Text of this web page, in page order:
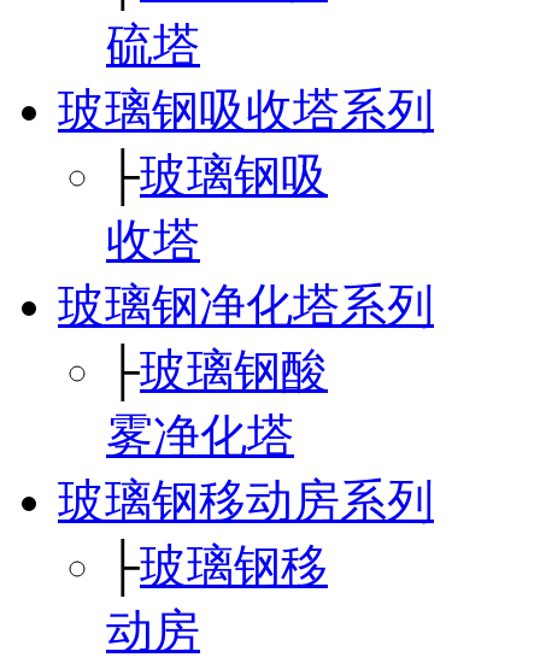
硫塔
玻璃钢吸收塔系列
├玻璃钢吸
收塔
玻璃钢净化塔系列
├玻璃钢酸
雾净化塔
玻璃钢移动房系列
├玻璃钢移
动房